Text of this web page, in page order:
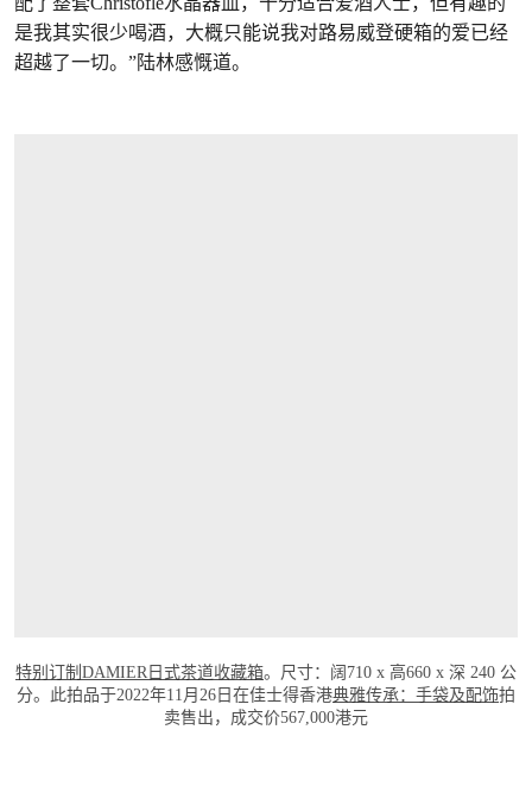
是我其实很少喝酒，大概只能说我对路易威登硬箱的爱已经
超越了一切。”陆林感慨道。
特别订制DAMIER日式茶道收藏箱。尺寸：阔710 x 高660 x 深 240 公
分。此拍品于2022年11月26日在佳士得香港典雅传承：手袋及配饰拍
卖售出，成交价567,000港元